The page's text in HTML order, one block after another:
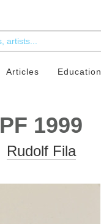
Articles Education
PF 1999
Rudolf Fila